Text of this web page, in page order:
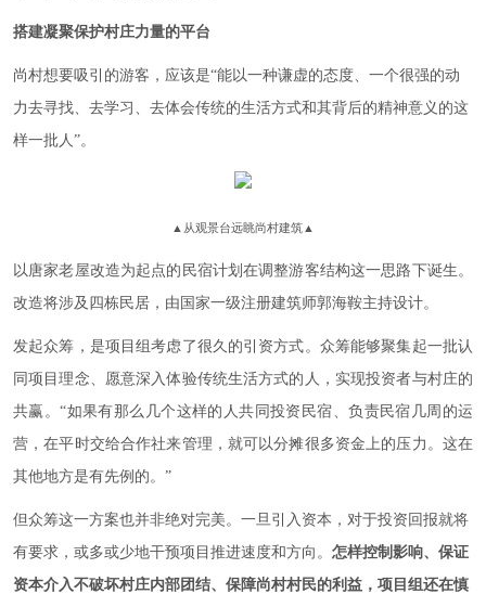
搭建凝聚保护村庄力量的平台
尚村想要吸引的游客，应该是“能以一种谦虚的态度、一个很强的动
力去寻找、去学习、去体会传统的生活方式和其背后的精神意义的这
样一批人”。
▲ 从观景台远眺尚村建筑 ▲
以唐家老屋改造为起点的民宿计划在调整游客结构这一思路下诞生。
改造将涉及四栋民居，由国家一级注册建筑师郭海鞍主持设计。
发起众筹，是项目组考虑了很久的引资方式。众筹能够聚集起一批认
同项目理念、愿意深入体验传统生活方式的人，实现投资者与村庄的
共赢。“如果有那么几个这样的人共同投资民宿、负责民宿几周的运
营，在平时交给合作社来管理，就可以分摊很多资金上的压力。这在
其他地方是有先例的。”
但众筹这一方案也并非绝对完美。一旦引入资本，对于投资回报就将
有要求，或多或少地干预项目推进速度和方向。 怎样控制影响、保证
资本介入不破坏村庄内部团结、保障尚村村民的利益，项目组还在慎